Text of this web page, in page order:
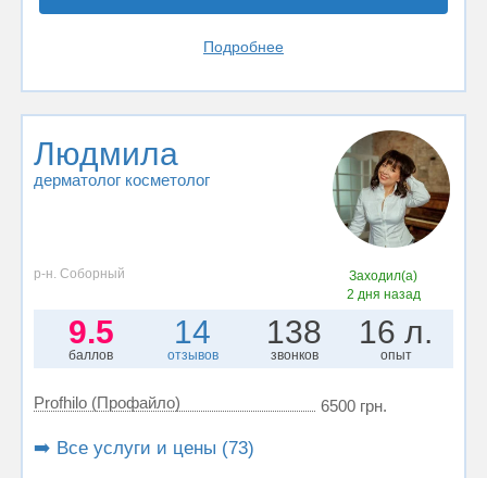
Подробнее
Людмила
дерматолог косметолог
р-н. Соборный
Заходил(а)
2 дня назад
9.5
баллов
14
отзывов
138
звонков
16 л.
опыт
Profhilo (Профайло) 6500 грн.
➡️ Все услуги и цены (73)